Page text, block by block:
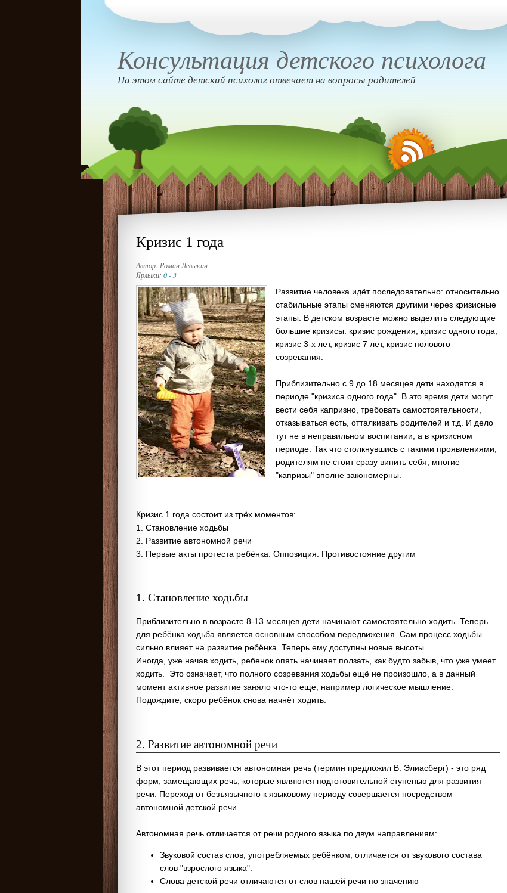
Консультация детского психолога
На этом сайте детский психолог отвечает на вопросы родителей
Кризис 1 года
Автор: Роман Левыкин
Ярлыки: 0 - 3
Развитие человека идёт последовательно: относительно
стабильные этапы сменяются другими через кризисные
этапы. В детском возрасте можно выделить следующие
большие кризисы: кризис рождения, кризис одного года,
кризис 3-х лет, кризис 7 лет, кризис полового
созревания.
Приблизительно с 9 до 18 месяцев дети находятся в
периоде "кризиса одного года". В это время дети могут
вести себя капризно, требовать самостоятельности,
отказываться есть, отталкивать родителей и т.д. И дело
тут не в неправильном воспитании, а в кризисном
периоде. Так что столкнувшись с такими проявлениями,
родителям не стоит сразу винить себя, многие
"капризы" вполне закономерны.
Кризис 1 года состоит из трёх моментов:
1. Становление ходьбы
2. Развитие автономной речи
3. Первые акты протеста ребёнка. Оппозиция. Противостояние другим
1. Становление ходьбы
Приблизительно в возрасте 8-13 месяцев дети начинают самостоятельно ходить. Теперь
для ребёнка ходьба является основным способом передвижения. Сам процесс ходьбы
сильно влияет на развитие ребёнка. Теперь ему доступны новые высоты.
Иногда, уже начав ходить, ребенок опять начинает ползать, как будто забыв, что уже умеет
ходить. Это означает, что полного созревания ходьбы ещё не произошло, а в данный
момент активное развитие заняло что-то еще, например логическое мышление.
Подождите, скоро ребёнок снова начнёт ходить.
2. Развитие автономной речи
В этот период развивается автономная речь (термин предложил В. Элиасберг) - это ряд
форм, замещающих речь, которые являются подготовительной ступенью для развития
речи. Переход от безъязычного к языковому периоду совершается посредством
автономной детской речи.
Автономная речь отличается от речи родного языка по двум направлениям:
Звуковой состав слов, употребляемых ребёнком, отличается от звукового состава
слов "взрослого языка".
Слова детской речи отличаются от слов нашей речи по значению